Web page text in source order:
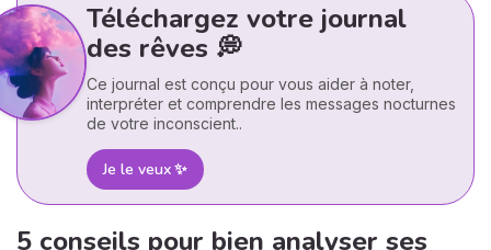
Téléchargez votre journal
des rêves 💭
Ce journal est conçu pour vous aider à noter,
interpréter et comprendre les messages nocturnes
de votre inconscient..
Je le veux ✨
5 conseils pour bien analyser ses